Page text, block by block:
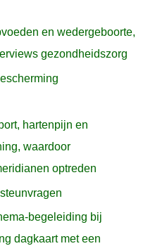
en wedergeboorte,
gezondheidszorg
hartenpijn en
waardoor
optreden
begeleiding bij
dagkaart met een